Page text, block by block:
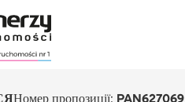
Номер пропозиції: PAN627069